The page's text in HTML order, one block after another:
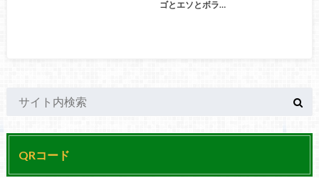
ゴとエソとボラ…
QRコード